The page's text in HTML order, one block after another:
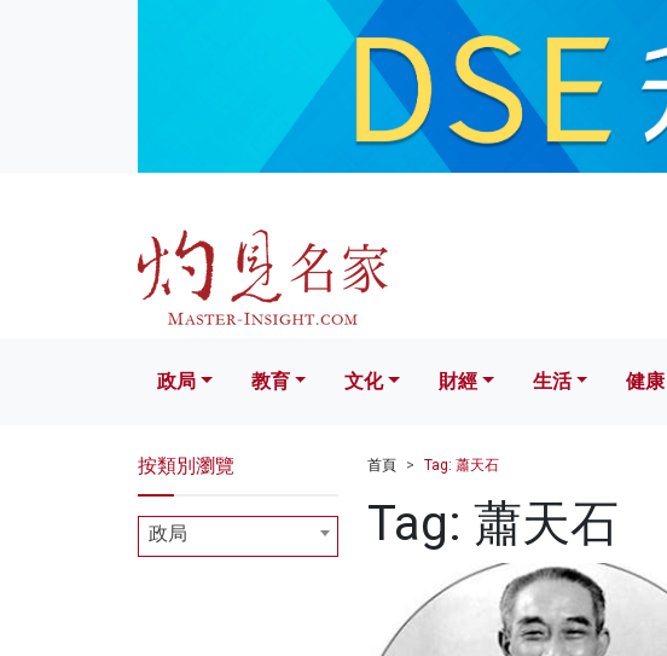
文化 財經 生活 健康
政局 教育 文化 財經 生活 健康
首頁 Tag: 蕭天石
Tag: 蕭天石
按類別瀏覽
政局